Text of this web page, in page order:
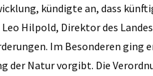
kündigte an, dass
Hilpold, Direktor des
Im Besonderen ging
der Natur vorgibt. Die